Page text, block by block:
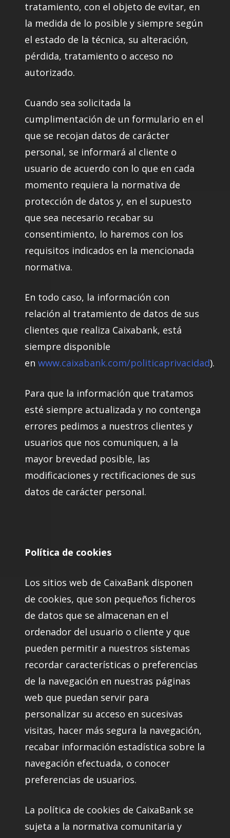
tratamiento, con el objeto de evitar, en
la medida de lo posible y siempre según
el estado de la técnica, su alteración,
pérdida, tratamiento o acceso no
autorizado.
Cuando sea solicitada la
cumplimentación de un formulario en el
que se recojan datos de carácter
personal, se informará al cliente o
usuario de acuerdo con lo que en cada
momento requiera la normativa de
protección de datos y, en el supuesto
que sea necesario recabar su
consentimiento, lo haremos con los
requisitos indicados en la mencionada
normativa.
En todo caso, la información con
relación al tratamiento de datos de sus
clientes que realiza Caixabank, está
siempre disponible
en www.caixabank.com/politicaprivacidad).
Para que la información que tratamos
esté siempre actualizada y no contenga
errores pedimos a nuestros clientes y
usuarios que nos comuniquen, a la
mayor brevedad posible, las
modificaciones y rectificaciones de sus
datos de carácter personal.
Política de cookies
Los sitios web de CaixaBank disponen
de cookies, que son pequeños ficheros
de datos que se almacenan en el
ordenador del usuario o cliente y que
pueden permitir a nuestros sistemas
recordar características o preferencias
de la navegación en nuestras páginas
web que puedan servir para
personalizar su acceso en sucesivas
visitas, hacer más segura la navegación,
recabar información estadística sobre la
navegación efectuada, o conocer
preferencias de usuarios.
La política de cookies de CaixaBank se
sujeta a la normativa comunitaria y